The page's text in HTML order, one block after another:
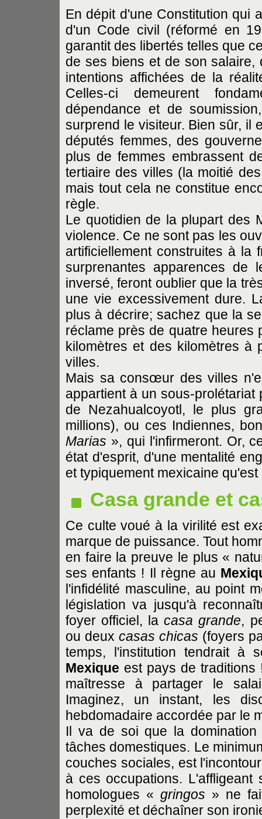
En dépit d'une Constitution qui
d'un Code civil (réformé en
garantit des libertés telles que
de ses biens et de son salaire,
intentions affichées de la
Celles-ci demeurent
dépendance et de
surprend le visiteur. Bien sûr, il
députés femmes, des
plus de femmes embrassent
tertiaire des villes (la moitié
mais tout cela ne constitue
règle.
Le quotidien de la plupart des
violence. Ce ne sont pas les
artificiellement construites à la
surprenantes apparences de
inversé, feront oublier que la
une vie excessivement dure.
plus à décrire; sachez que la
réclame près de quatre heures
kilomètres et des kilomètres à
villes.
Mais sa consœur des villes
appartient à un sous-
de Nezahualcoyotl, le plus
millions), ou ces Indiennes,
Marias », qui l'infirmeront. Or,
état d'esprit, d'une mentalité
et typiquement mexicaine
Casa grande et
Ce culte voué à la virilité est
marque de puissance. Tout
en faire la preuve le plus «
ses enfants ! Il règne au
l'infidélité masculine, au point
législation va jusqu'à
foyer officiel, lacasa grande,
ou deuxcasas chicas (foyers
temps, l'institution tendrait à
Mexique est pays de traditions
maîtresse à partager le
Imaginez, un instant, les
hebdomadaire accordée par le
Il va de soi que la
tâches domestiques. Le
couches sociales, est
à ces occupations.
homologues « gringos » ne
perplexité et déchaîner son